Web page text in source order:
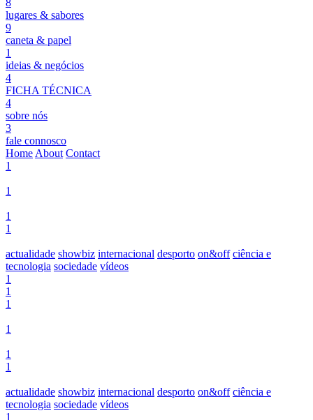
8
lugares & sabores
9
caneta & papel
1
ideias & negócios
4
FICHA TÉCNICA
4
sobre nós
3
fale connosco
Home About Contact
1
1
1
1
actualidade showbiz internacional desporto on&off ciência e
tecnologia sociedade vídeos
1
1
1
1
1
1
actualidade showbiz internacional desporto on&off ciência e
tecnologia sociedade vídeos
1